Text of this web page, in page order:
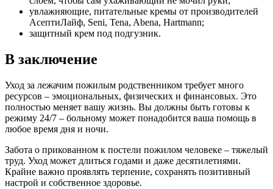
увлажняющие, питательные кремы от производителей
АсептиЛайф, Seni, Tena, Abena, Hartmann;
защитный крем под подгузник.
В заключение
Уход за лежачим пожилым родственником требует много
ресурсов – эмоциональных, физических и финансовых. Это
полностью меняет вашу жизнь. Вы должны быть готовы к
режиму 24/7 – больному может понадобится ваша помощь в
любое время дня и ночи.
Забота о прикованном к постели пожилом человеке – тяжелый
труд. Уход может длиться годами и даже десятилетиями.
Крайне важно проявлять терпение, сохранять позитивный
настрой и собственное здоровье.